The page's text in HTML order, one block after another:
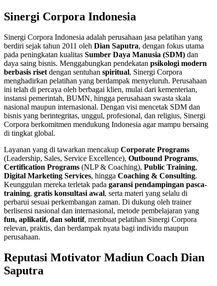
Sinergi Corpora Indonesia
Sinergi Corpora Indonesia adalah perusahaan jasa pelatihan yang
berdiri sejak tahun 2011 oleh Dian Saputra, dengan fokus utama
pada peningkatan kualitas Sumber Daya Manusia (SDM) dan
daya saing bisnis. Menggabungkan pendekatan psikologi modern
berbasis riset dengan sentuhan spiritual, Sinergi Corpora
menghadirkan pelatihan yang berdampak menyeluruh. Perusahaan
ini telah di percaya oleh berbagai klien, mulai dari kementerian,
instansi pemerintah, BUMN, hingga perusahaan swasta skala
nasional maupun internasional. Dengan visi mencetak SDM dan
bisnis yang berintegritas, unggul, profesional, dan religius, Sinergi
Corpora berkomitmen mendukung Indonesia agar mampu bersaing
di tingkat global.
Layanan yang di tawarkan mencakup Corporate Programs
(Leadership, Sales, Service Excellence), Outbound Programs,
Certification Programs (NLP & Coaching), Public Training,
Digital Marketing Services, hingga Coaching & Consulting.
Keunggulan mereka terletak pada garansi pendampingan pasca-
training, gratis konsultasi awal, serta materi yang selalu di
perbarui sesuai perkembangan zaman. Di dukung oleh trainer
berlisensi nasional dan internasional, metode pembelajaran yang
fun, aplikatif, dan solutif, membuat pelatihan Sinergi Corpora
relevan, praktis, dan berdampak nyata bagi individu maupun
perusahaan.
Reputasi Motivator Madiun Coach Dian
Saputra